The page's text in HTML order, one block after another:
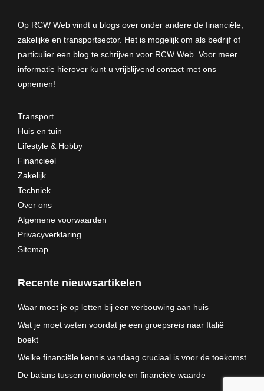
Op RCW Web vindt u blogs over onder andere de financiële,
zakelijke en transportsector. Het is mogelijk om als bedrijf of
particulier een blog te schrijven voor RCW Web. Voor meer
informatie hierover kunt u vrijblijvend contact met ons
opnemen!
Transport
Huis en tuin
Lifestyle & Hobby
Financieel
Zakelijk
Techniek
Over ons
Algemene voorwaarden
Privacyverklaring
Sitemap
Recente nieuwsartikelen
Waar moet je op letten bij een verbouwing aan huis
Wat je moet weten voordat je een groepsreis naar Italië
boekt
Welke financiële kennis vandaag cruciaal is voor de toekomst
De balans tussen emotionele en financiële waarde